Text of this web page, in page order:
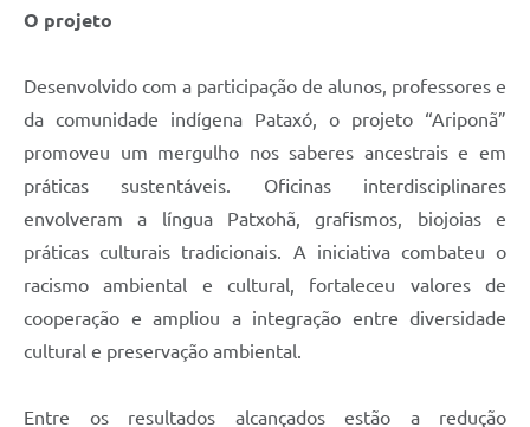
O projeto
Desenvolvido com a participação de alunos, professores e
da comunidade indígena Pataxó, o projeto “Ariponã”
promoveu um mergulho nos saberes ancestrais e em
práticas sustentáveis. Oficinas interdisciplinares
envolveram a língua Patxohã, grafismos, biojoias e
práticas culturais tradicionais. A iniciativa combateu o
racismo ambiental e cultural, fortaleceu valores de
cooperação e ampliou a integração entre diversidade
cultural e preservação ambiental.
Entre os resultados alcançados estão a redução